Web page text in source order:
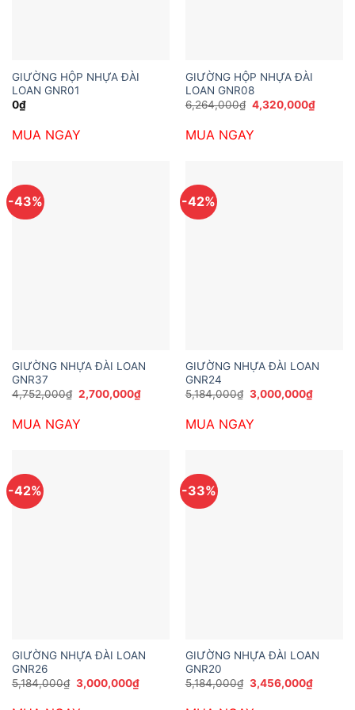
GIƯỜNG HỘP NHỰA ĐÀI
LOAN GNR01
0₫
MUA NGAY
GIƯỜNG HỘP NHỰA ĐÀI
LOAN GNR08
6,264,000₫ Giá
gốc
6,264,000₫.
4,320,000₫Giá
hiện
MUA NGAY
-43%
GIƯỜNG NHỰA ĐÀI LOAN
GNR37
4,752,000₫ Giá
gốc
4,752,000₫.
2,700,000₫Giá
hiện
MUA NGAY
-42%
GIƯỜNG NHỰA ĐÀI LOAN
GNR24
5,184,000₫ Giá
gốc
5,184,000₫.
3,000,000₫Giá
hiện
MUA NGAY
-42%
GIƯỜNG NHỰA ĐÀI LOAN
GNR26
5,184,000₫ Giá
gốc
3,000,000₫Giá
hiện
-33%
GIƯỜNG NHỰA ĐÀI LOAN
GNR20
5,184,000₫ Giá
gốc
3,456,000₫Giá
hiện